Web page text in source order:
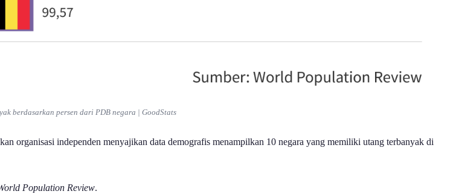
berdasarkan persen dari PDB negara | GoodStats
organisasi independen menyajikan data demografis menampilkan 10 negara yang memiliki utang terbanyak di
Population Review.